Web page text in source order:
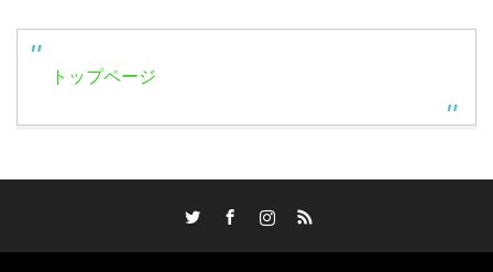
トップページ
InstagramRSS